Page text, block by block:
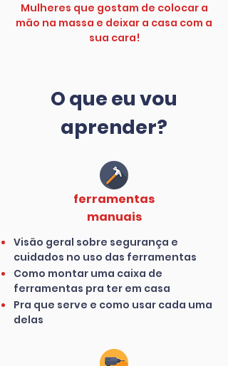
Mulheres que gostam de colocar a
mão na massa e deixar a casa com a
sua cara!
O que eu vou
aprender?
Visão geral sobre segurança e
cuidados no uso das ferramentas
Como montar uma caixa de
ferramentas pra ter em casa
Pra que serve e como usar cada uma
delas
ferramentas
manuais